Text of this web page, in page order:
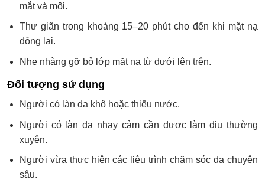
mắt và môi.
Thư giãn trong khoảng 15–20 phút cho đến khi mặt nạ
đông lại.
Nhẹ nhàng gỡ bỏ lớp mặt nạ từ dưới lên trên.
Đối tượng sử dụng
Người có làn da khô hoặc thiếu nước.
Người có làn da nhạy cảm cần được làm dịu thường
xuyên.
Người vừa thực hiện các liệu trình chăm sóc da chuyên
sâu.